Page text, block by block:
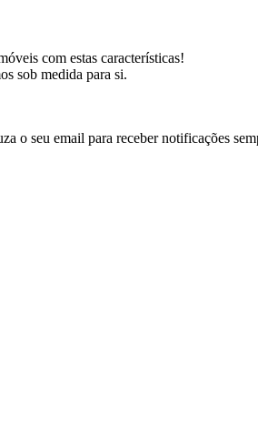
com estas características!
sob medida para si.
o seu email para receber notificações